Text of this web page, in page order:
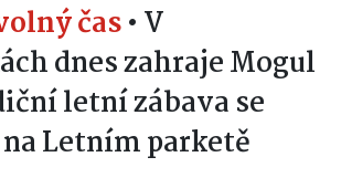
čas• V
dnes zahraje Mogul
letní zábava se
Letním parketě